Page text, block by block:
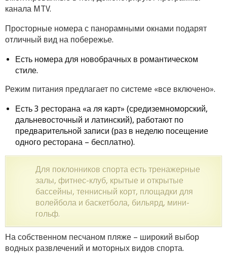
канала MTV.
Просторные номера с панорамными окнами подарят
отличный вид на побережье.
Есть номера для новобрачных в романтическом
стиле.
Режим питания предлагает по системе «все включено».
Есть 3 ресторана «а ля карт» (средиземноморский,
дальневосточный и латинский), работают по
предварительной записи (раз в неделю посещение
одного ресторана – бесплатно).
Для поклонников спорта есть тренажерные
залы, фитнес-клуб, крытые и открытые
бассейны, теннисный корт, площадки для
волейбола и баскетбола, бильярд, мини-
гольф.
На собственном песчаном пляже – широкий выбор
водных развлечений и моторных видов спорта.